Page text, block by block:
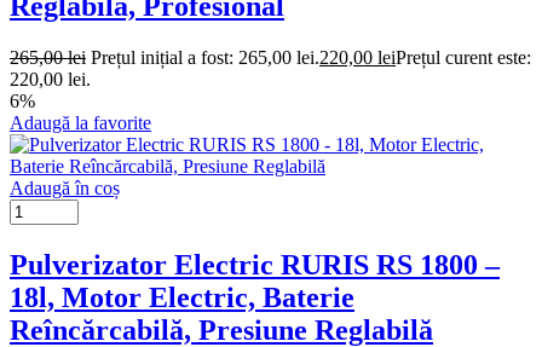
265,00lei Prețul inițial a fost: 265,00 lei.220,00 leiPrețul curent este:
220,00 lei.
6%
Adaugă la favorite
Adaugă în coș
Pulverizator Electric RURIS RS 1800 –
18l, Motor Electric, Baterie
Reîncărcabilă, Presiune Reglabilă